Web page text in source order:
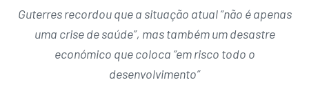
Guterres recordou que a situação atual “não é apenas
uma crise de saúde”, mas também um desastre
económico que coloca “em risco todo o
desenvolvimento”